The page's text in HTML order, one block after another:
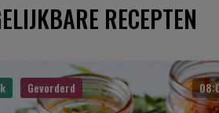
RECEPTEN
Gevorderd